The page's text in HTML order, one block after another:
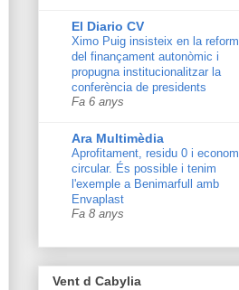
El Diario CV
Ximo Puig insisteix en la
del finançament autonòmic i
propugna institucionalitzar la
conferència de presidents
Fa 6 anys
Ara Multimèdia
Aprofitament, residu 0 i
circular. És possible i tenim
l'exemple a Benimarfull amb
Envaplast
Fa 8 anys
Vent d Cabylia